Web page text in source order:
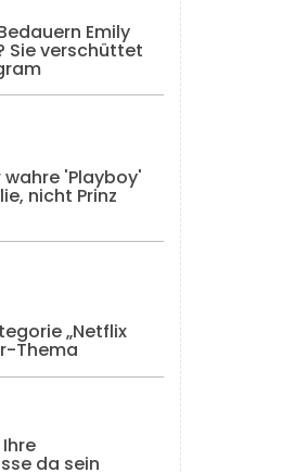
Emily
Sie verschüttet
wahre 'Playboy'
nicht Prinz
„Netflix
Thema
da sein